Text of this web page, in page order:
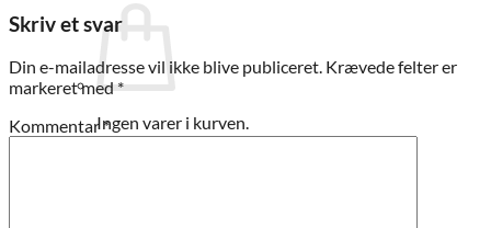
Ingen varer i kurven.
Skriv et svar
Din e-mailadresse vil ikke blive publiceret. Krævede felter er
markeret med *
Kommentar*